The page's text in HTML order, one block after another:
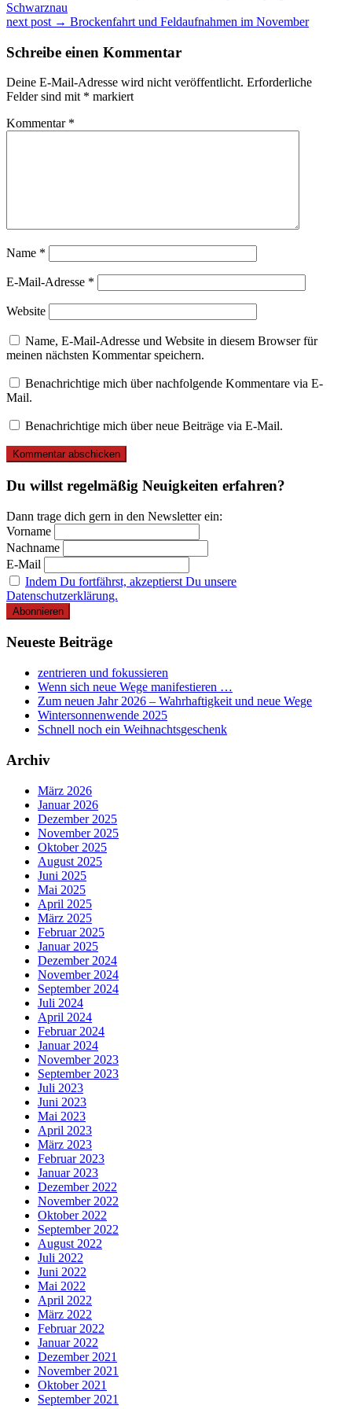
Schwarznau
next post → Brockenfahrt und Feldaufnahmen im November
Schreibe einen Kommentar
Deine E-Mail-Adresse wird nicht veröffentlicht. Erforderliche
Felder sind mit * markiert
Kommentar *
Name *
E-Mail-Adresse *
Website
Name, E-Mail-Adresse und Website in diesem Browser für
meinen nächsten Kommentar speichern.
Benachrichtige mich über nachfolgende Kommentare via E-
Mail.
Benachrichtige mich über neue Beiträge via E-Mail.
Du willst regelmäßig Neuigkeiten erfahren?
Dann trage dich gern in den Newsletter ein:
Vorname
Nachname
E-Mail
Indem Du fortfährst, akzeptierst Du unsere
Datenschutzerklärung.
Neueste Beiträge
zentrieren und fokussieren
Wenn sich neue Wege manifestieren …
Zum neuen Jahr 2026 – Wahrhaftigkeit und neue Wege
Wintersonnenwende 2025
Schnell noch ein Weihnachtsgeschenk
Archiv
März 2026
Januar 2026
Dezember 2025
November 2025
Oktober 2025
August 2025
Juni 2025
Mai 2025
April 2025
März 2025
Februar 2025
Januar 2025
Dezember 2024
November 2024
September 2024
Juli 2024
April 2024
Februar 2024
Januar 2024
November 2023
September 2023
Juli 2023
Juni 2023
Mai 2023
April 2023
März 2023
Februar 2023
Januar 2023
Dezember 2022
November 2022
Oktober 2022
September 2022
August 2022
Juli 2022
Juni 2022
Mai 2022
April 2022
März 2022
Februar 2022
Januar 2022
Dezember 2021
November 2021
Oktober 2021
September 2021